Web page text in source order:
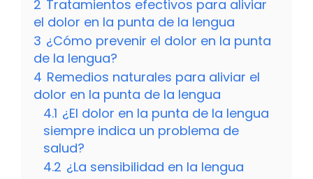
2 Tratamientos efectivos para aliviar
el dolor en la punta de la lengua
3 ¿Cómo prevenir el dolor en la punta
de la lengua?
4 Remedios naturales para aliviar el
dolor en la punta de la lengua
4.1 ¿El dolor en la punta de la lengua
siempre indica un problema de
salud?
4.2 ¿La sensibilidad en la lengua